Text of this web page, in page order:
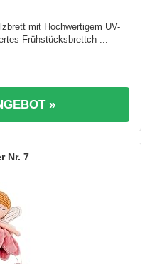
mit Hochwertigem UV-
Frühstücksbrettch ...
»
7